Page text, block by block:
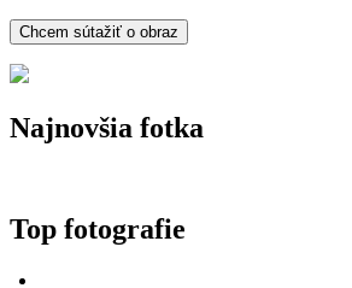
Najnovšia fotka
Top fotografie